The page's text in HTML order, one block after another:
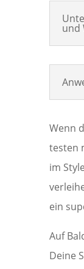
und
Wenn
testen
im
ein
Auf
Deine